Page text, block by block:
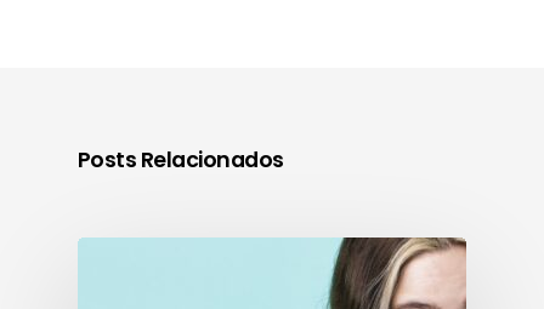
Posts Relacionados